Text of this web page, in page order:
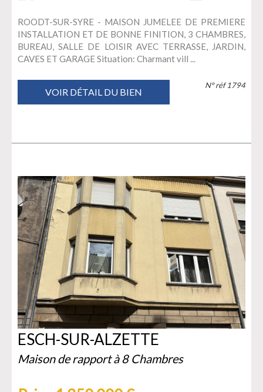
ROODT-SUR-SYRE - MAISON JUMELEE DE PREMIERE
INSTALLATION ET DE BONNE FINITION, 3 CHAMBRES,
BUREAU, SALLE DE LOISIR AVEC TERRASSE, JARDIN,
CAVES ET GARAGE Situation: Charmant vill ...
VOIR DÉTAIL DU BIEN
N° réf 1794
ESCH-SUR-ALZETTE
Maison de rapport à 8 Chambres